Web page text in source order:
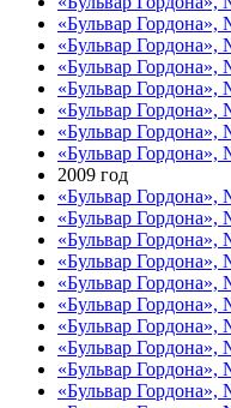
«Бульвар Гордона»,
«Бульвар Гордона»,
«Бульвар Гордона»,
«Бульвар Гордона»,
«Бульвар Гордона»,
«Бульвар Гордона»,
«Бульвар Гордона»,
2009 год
«Бульвар Гордона»,
«Бульвар Гордона»,
«Бульвар Гордона»,
«Бульвар Гордона»,
«Бульвар Гордона»,
«Бульвар Гордона»,
«Бульвар Гордона»,
«Бульвар Гордона»,
«Бульвар Гордона»,
«Бульвар Гордона»,